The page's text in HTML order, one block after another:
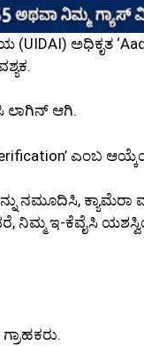
ಅಧಿಕೃತ
ಲಾಗಿನ್ ಆಗಿ.
ಎಂಬ
ನಮೂದಿಸಿ,
ನಿಮ್ಮ ಇ-ಕೆವೈಸಿ